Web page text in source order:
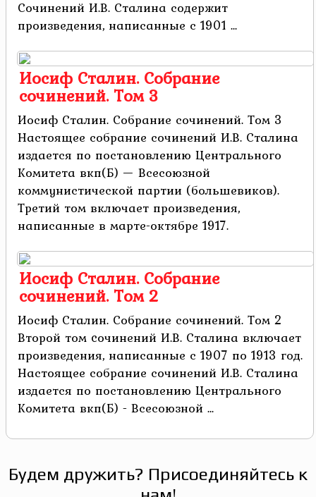
Сочинений И.В. Сталина содержит
произведения, написанные с 1901 ...
Иосиф Сталин. Собрание
сочинений. Том 3
Иосиф Сталин. Собрание сочинений. Том 3
Настоящее собрание сочинений И.В. Сталина
издается по постановлению Центрального
Комитета вкп(Б) — Всесоюзной
коммунистической партии (большевиков).
Третий том включает произведения,
написанные в марте-октябре 1917.
Иосиф Сталин. Собрание
сочинений. Том 2
Иосиф Сталин. Собрание сочинений. Том 2
Второй том cочинений И.В. Сталина включает
произведения, написанные с 1907 по 1913 год.
Настоящее собрание сочинений И.В. Сталина
издается по постановлению Центрального
Комитета вкп(Б) - Всесоюзной ...
Будем дружить? Присоединяйтесь к